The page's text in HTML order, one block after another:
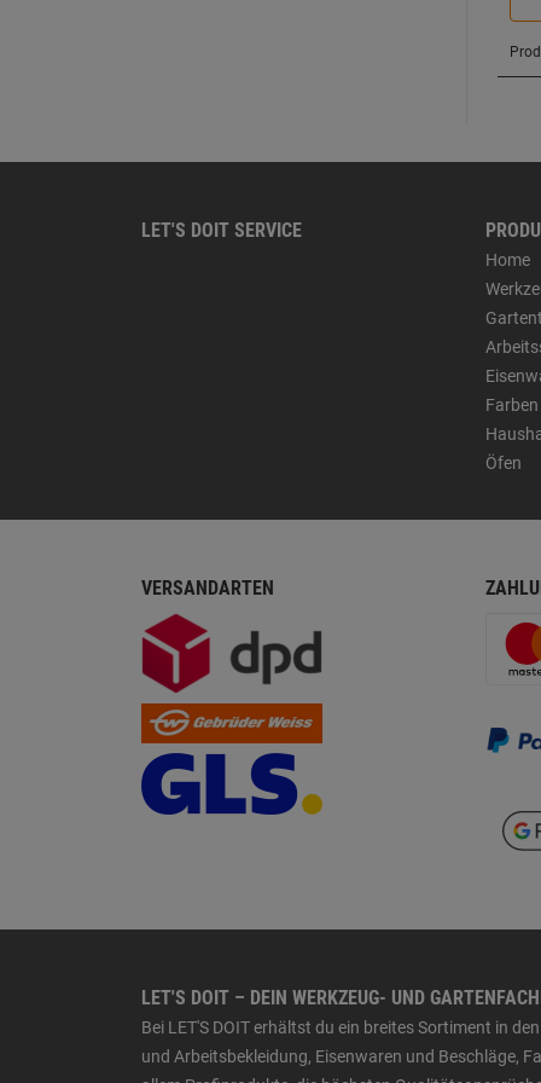
LET'S DOIT SERVICE
Home
Öfen
VERSANDARTEN
LET'S DOIT – DEIN WERKZEUG- UND
Bei LET'S DOIT erhältst du ein breites Sortiment in
und Arbeitsbekleidung, Eisenwaren und Beschläge,